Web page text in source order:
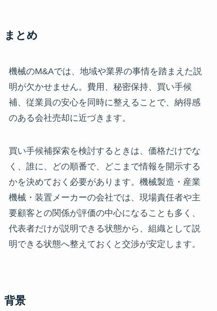
まとめ
機械のM&Aでは、地域や業界の事情を踏まえた説
明が欠かせません。費用、秘密保持、買い手候
補、従業員の安心を同時に整えることで、納得感
のある会社売却に近づきます。
買い手候補探索を検討するときは、価格だけでな
く、誰に、どの順番で、どこまで情報を開示する
かを決めておく必要があります。機械製造・産業
機械・装置メーカーの会社では、現場責任者や主
要顧客との関係が評価の中心になることも多く、
代表者だけが説明できる状態から、組織として説
明できる状態へ整えておくと交渉が安定します。
背景